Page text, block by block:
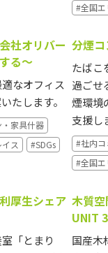
#全国エ
社オリバー
る～
なオフィス
たします。
家具什器
ス
#SDGs
分煙
たばこ
過ごせ
煙環境
支援し
#社内コ
#全国エ
厚生シェア
「とまり
木質空
UNIT
国産木